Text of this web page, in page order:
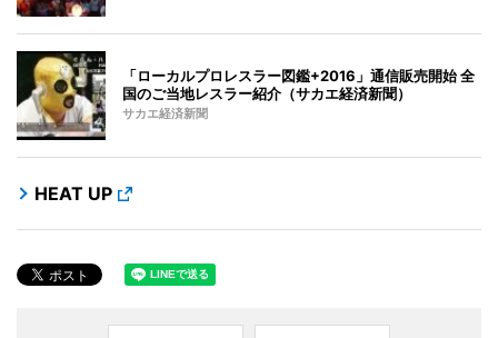
「ローカルプロレスラー図鑑+2016」通信販売開始 全
国のご当地レスラー紹介（サカエ経済新聞）
サカエ経済新聞
HEAT UP